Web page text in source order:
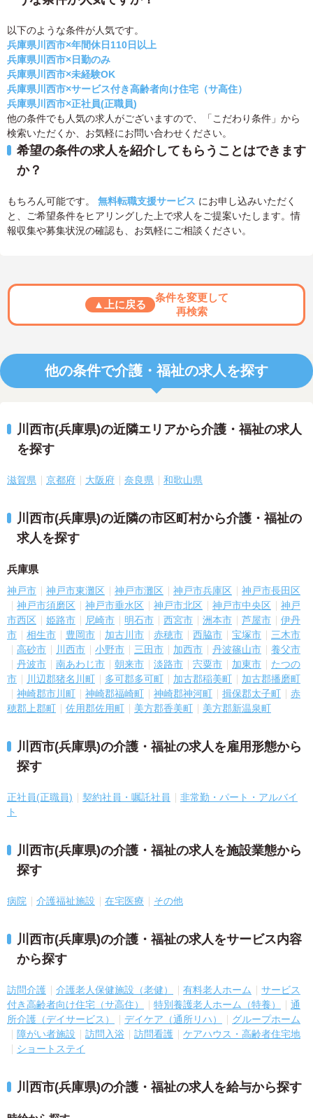
以下のような条件が人気です。
兵庫県川西市×年間休日110日以上
兵庫県川西市×日勤のみ
兵庫県川西市×未経験OK
兵庫県川西市×サービス付き高齢者向け住宅（サ高住）
兵庫県川西市×正社員(正職員)
他の条件でも人気の求人がございますので、「こだわり条件」から
検索いただくか、お気軽にお問い合わせください。
希望の条件の求人を紹介してもらうことはできます
か？
もちろん可能です。 無料転職支援サービス にお申し込みいただく
と、ご希望条件をヒアリングした上で求人をご提案いたします。情
報収集や募集状況の確認も、お気軽にご相談ください。
▲上に戻る
条件を変更して
再検索
他の条件で介護・福祉の求人を探す
川西市(兵庫県)の近隣エリアから介護・福祉の求人
を探す
滋賀県 京都府 大阪府 奈良県 和歌山県
川西市(兵庫県)の近隣の市区町村から介護・福祉の
求人を探す
兵庫県
神戸市 神戸市東灘区 神戸市灘区 神戸市兵庫区
神戸市長田区
神戸市須磨区
神戸市垂水区 神戸市北区 神戸市中央区
神戸
市西区
姫路市 尼崎市 明石市 西宮市 洲本市 芦屋市
伊丹
市
相生市 豊岡市 加古川市 赤穂市 西脇市 宝塚市
三木市
高砂市
川西市 小野市 三田市 加西市 丹波篠山市
養父市
丹波市
南あわじ市 朝来市 淡路市 宍粟市 加東市
たつの
市
川辺郡猪名川町 多可郡多可町 加古郡稲美町
加古郡播磨町
神崎郡市川町
神崎郡福崎町 神崎郡神河町 揖保郡太子町
赤
穂郡上郡町
佐用郡佐用町 美方郡香美町 美方郡新温泉町
川西市(兵庫県)の介護・福祉の求人を雇用形態から
探す
正社員(正職員) 契約社員・嘱託社員
非常勤・パート・アルバイ
ト
川西市(兵庫県)の介護・福祉の求人を施設業態から
探す
病院 介護福祉施設 在宅医療 その他
川西市(兵庫県)の介護・福祉の求人をサービス内容
から探す
訪問介護 介護老人保健施設（老健） 有料老人ホーム
サービス
付き高齢者向け住宅（サ高住）
特別養護老人ホーム（特養）
通
所介護（デイサービス）
デイケア（通所リハ）
グループホーム
障がい者施設
訪問入浴 訪問看護
ケアハウス・高齢者住宅地
ショートステイ
川西市(兵庫県)の介護・福祉の求人を給与から探す